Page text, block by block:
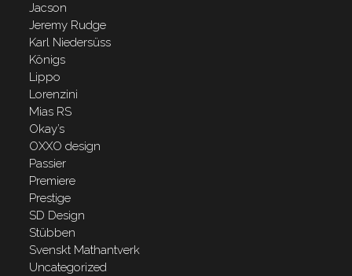
Jacson
Jeremy Rudge
Karl Niedersüss
Königs
Lippo
Lorenzini
Mias RS
Okay’s
OXXO design
Passier
Premiere
Prestige
SD Design
Stübben
Svenskt Mathantverk
Uncategorized